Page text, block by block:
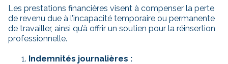
Les prestations financières visent à compenser la perte
de revenu due à l’incapacité temporaire ou permanente
de travailler, ainsi qu’à offrir un soutien pour la réinsertion
professionnelle.
Indemnités journalières :